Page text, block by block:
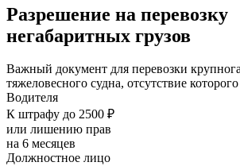
Разрешение на перевозку
негабаритных грузов
Важный документ для перевозки
тяжеловесного судна, отсутствие
Водителя
К штрафу до 2500 ₽
или лишению прав
на 6 месяцев
Должностное лицо